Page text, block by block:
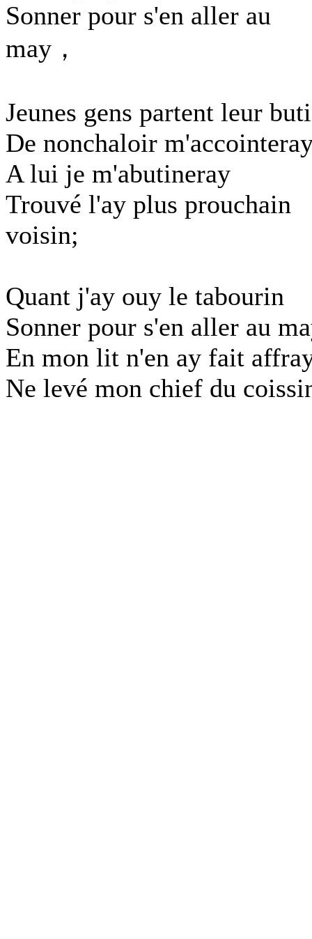
Sonner pour s'en aller au
may，
Jeunes gens partent leur
De nonchaloir
A lui je m'abutineray
Trouvé l'ay plus prouchain
voisin;
Quant j'ay ouy le tabourin
Sonner pour s'en aller au
En mon lit n'en ay fait
Ne levé mon chief du